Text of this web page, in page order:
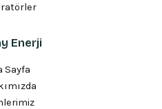
Enerji
Sayfa